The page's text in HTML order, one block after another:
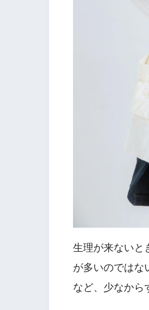
生理が来ないと
が多いのではな
など、少なから